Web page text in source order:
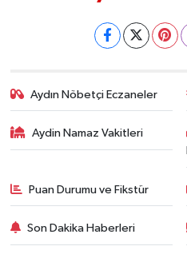
Aydın Nöbetçi Eczaneler
Aydin Namaz Vakitleri
Puan Durumu ve Fikstür
Son Dakika Haberleri